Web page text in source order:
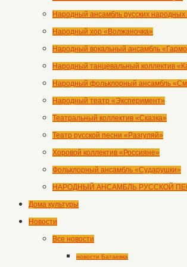
Народный ансамбль русских
Народный хор «Волжаночка»
Народный вокальный ансамбль
Народный танцевальный коллектив
Народный фольклорный ансамбль
Народный театр «Эксперимент»
Театральный коллектив «Сказка»
Театр русской песни «Разгуляй»
Хоровой коллектив «Россияне»
Фольклорный ансамбль «Сударушки»
НАРОДНЫЙ АНСАМБЛЬ РУССКОЙ
Дома культуры
Новости
Все новости
новости Батаевка